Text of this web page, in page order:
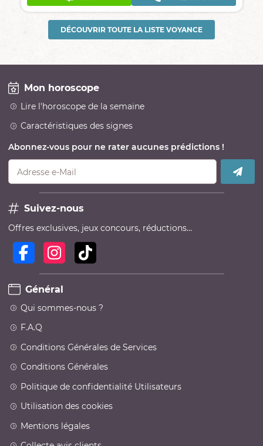
DÉCOUVRIR TOUTE LA LISTE VOYANCE
Mon horoscope
Lire l'horoscope de la semaine
Caractéristiques des signes
Abonnez-vous pour ne rater aucunes prédictions !
Adresse e-Mail
Suivez-nous
Offres exclusives, jeux concours, réductions…
Général
Qui sommes-nous ?
F.A.Q
Conditions Générales de Services
Conditions Générales
Politique de confidentialité Utilisateurs
Utilisation des cookies
Mentions légales